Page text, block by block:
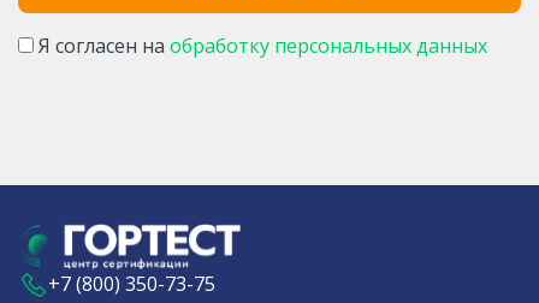
Я согласен на обработку персональных данных
+7 (800) 350-73-75